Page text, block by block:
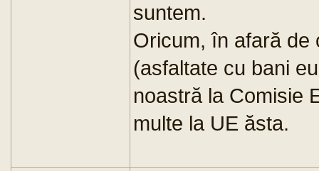
suntem.
Oricum, în afară de
(asfaltate cu bani
noastră la Comisie
multe la UE ăsta.